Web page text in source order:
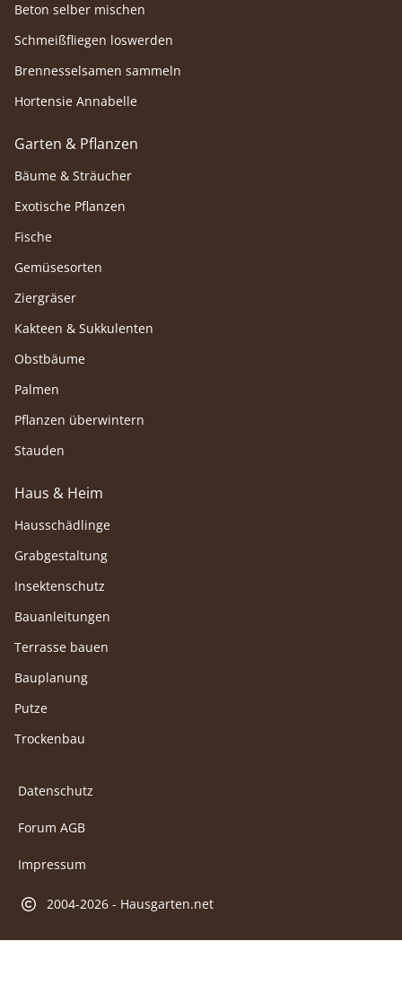
Beton selber mischen
Schmeißfliegen loswerden
Brennesselsamen sammeln
Hortensie Annabelle
Garten & Pflanzen
Bäume & Sträucher
Exotische Pflanzen
Fische
Gemüsesorten
Ziergräser
Kakteen & Sukkulenten
Obstbäume
Palmen
Pflanzen überwintern
Stauden
Haus & Heim
Hausschädlinge
Grabgestaltung
Insektenschutz
Bauanleitungen
Terrasse bauen
Bauplanung
Putze
Trockenbau
Datenschutz
Forum AGB
Impressum
2004-2026 - Hausgarten.net